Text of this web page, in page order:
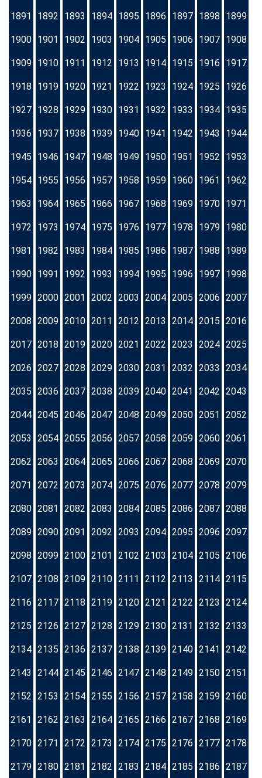
1891 1892 1893 1894 1895 1896 1897 1898 1899
1900 1901 1902 1903 1904 1905 1906 1907 1908
1909 1910 1911 1912 1913 1914 1915 1916 1917
1918 1919 1920 1921 1922 1923 1924 1925 1926
1927 1928 1929 1930 1931 1932 1933 1934 1935
1936 1937 1938 1939 1940 1941 1942 1943 1944
1945 1946 1947 1948 1949 1950 1951 1952 1953
1954 1955 1956 1957 1958 1959 1960 1961 1962
1963 1964 1965 1966 1967 1968 1969 1970 1971
1972 1973 1974 1975 1976 1977 1978 1979 1980
1981 1982 1983 1984 1985 1986 1987 1988 1989
1990 1991 1992 1993 1994 1995 1996 1997 1998
1999 2000 2001 2002 2003 2004 2005 2006 2007
2008 2009 2010 2011 2012 2013 2014 2015 2016
2017 2018 2019 2020 2021 2022 2023 2024 2025
2026 2027 2028 2029 2030 2031 2032 2033 2034
2035 2036 2037 2038 2039 2040 2041 2042 2043
2044 2045 2046 2047 2048 2049 2050 2051 2052
2053 2054 2055 2056 2057 2058 2059 2060 2061
2062 2063 2064 2065 2066 2067 2068 2069 2070
2071 2072 2073 2074 2075 2076 2077 2078 2079
2080 2081 2082 2083 2084 2085 2086 2087 2088
2089 2090 2091 2092 2093 2094 2095 2096 2097
2098 2099 2100 2101 2102 2103 2104 2105 2106
2107 2108 2109 2110 2111 2112 2113 2114 2115
2116 2117 2118 2119 2120 2121 2122 2123 2124
2125 2126 2127 2128 2129 2130 2131 2132 2133
2134 2135 2136 2137 2138 2139 2140 2141 2142
2143 2144 2145 2146 2147 2148 2149 2150 2151
2152 2153 2154 2155 2156 2157 2158 2159 2160
2161 2162 2163 2164 2165 2166 2167 2168 2169
2170 2171 2172 2173 2174 2175 2176 2177 2178
2179 2180 2181 2182 2183 2184 2185 2186 2187